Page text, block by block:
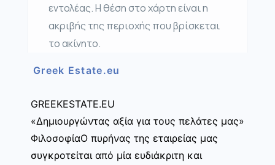
εντολέας. Η θέση στο χάρτη είναι η
ακριβής της περιοχής που βρίσκεται
το ακίνητο.
Greek Estate.eu
GREEKESTATE.EU
«Δημιουργώντας αξία για τους πελάτες μας»
ΦιλοσοφίαΟ πυρήνας της εταιρείας μας
συγκροτείται από μία ευδιάκριτη και